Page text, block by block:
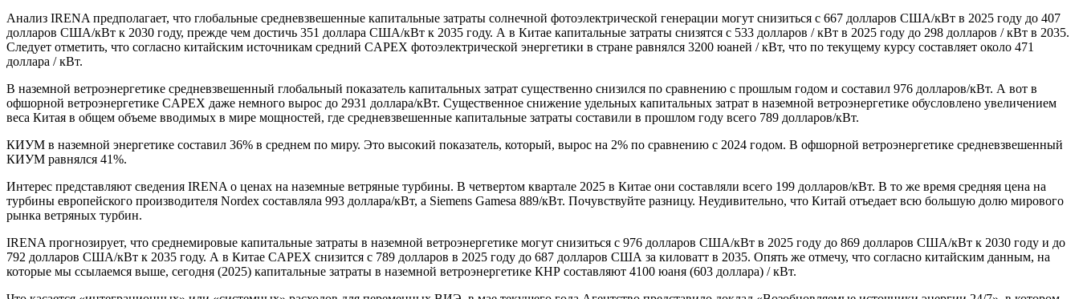
Анализ IRENA предполагает, что глобальные средневзвешенные капитальные затраты солнечной фотоэлектрической генерации могут снизиться с 667 долларов США/кВт в 2025 году до 407
долларов США/кВт к 2030 году, прежде чем достичь 351 доллара США/кВт к 2035 году. А в Китае капитальные затраты снизятся с 533 долларов / кВт в 2025 году до 298 долларов / кВт в 2035.
Следует отметить, что согласно китайским источникам средний CAPEX фотоэлектрической энергетики в стране равнялся 3200 юаней / кВт, что по текущему курсу составляет около 471
доллара / кВт.
В наземной ветроэнергетике средневзвешенный глобальный показатель капитальных затрат существенно снизился по сравнению с прошлым годом и составил 976 долларов/кВт. А вот в
офшорной ветроэнергетике CAPEX даже немного вырос до 2931 доллара/кВт. Существенное снижение удельных капитальных затрат в наземной ветроэнергетике обусловлено увеличением
веса Китая в общем объеме вводимых в мире мощностей, где средневзвешенные капитальные затраты составили в прошлом году всего 789 долларов/кВт.
КИУМ в наземной энергетике составил 36% в среднем по миру. Это высокий показатель, который, вырос на 2% по сравнению с 2024 годом. В офшорной ветроэнергетике средневзвешенный
КИУМ равнялся 41%.
Интерес представляют сведения IRENA о ценах на наземные ветряные турбины. В четвертом квартале 2025 в Китае они составляли всего 199 долларов/кВт. В то же время средняя цена на
турбины европейского производителя Nordex составляла 993 доллара/кВт, а Siemens Gamesa 889/кВт. Почувствуйте разницу. Неудивительно, что Китай отъедает всю большую долю мирового
рынка ветряных турбин.
IRENA прогнозирует, что среднемировые капитальные затраты в наземной ветроэнергетике могут снизиться с 976 долларов США/кВт в 2025 году до 869 долларов США/кВт к 2030 году и до
792 долларов США/кВт к 2035 году. А в Китае CAPEX снизится с 789 долларов в 2025 году до 687 долларов США за киловатт в 2035. Опять же отмечу, что согласно китайским данным, на
которые мы ссылаемся выше, сегодня (2025) капитальные затраты в наземной ветроэнергетике КНР составляют 4100 юаня (603 доллара) / кВт.